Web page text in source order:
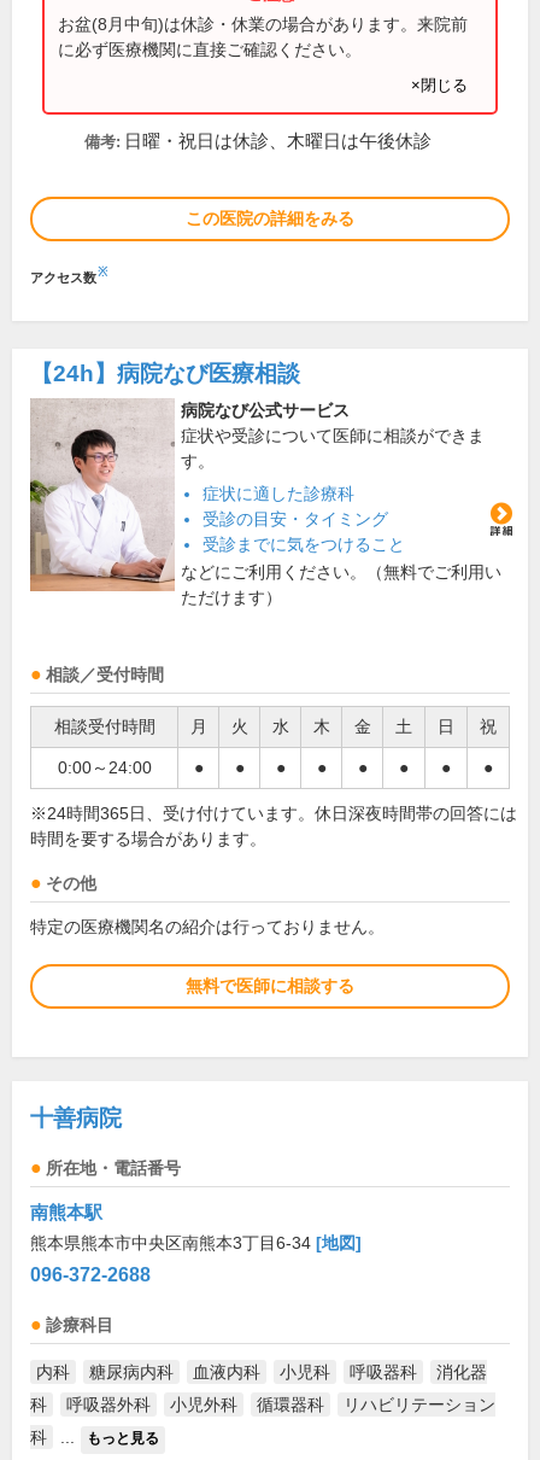
お盆(8月中旬)は休診・休業の場合があります。来院前
に必ず医療機関に直接ご確認ください。
×閉じる
備考: 日曜・祝日は休診、木曜日は午後休診
この医院の詳細をみる
アクセス数※
【24h】 病院なび医療相談
病院なび公式サービス
症状や受診について医師に相談ができま
す。
症状に適した診療科
受診の目安・タイミング
受診までに気をつけること
などにご利用ください。（無料でご利用い
ただけます）
相談／受付時間
相談受付時間 月 火 水 木 金 土 日 祝
0:00～24:00 ● ● ● ● ● ● ● ●
※24時間365日、受け付けています。休日深夜時間帯の回答には
時間を要する場合があります。
その他
特定の医療機関名の紹介は行っておりません。
無料で医師に相談する
十善病院
所在地・電話番号
南熊本駅
熊本県熊本市中央区南熊本3丁目6-34 [地図]
096-372-2688
診療科目
内科 糖尿病内科 血液内科 小児科 呼吸器科
消化器
科
呼吸器外科 小児外科 循環器科
リハビリテーション
科
もっと見る